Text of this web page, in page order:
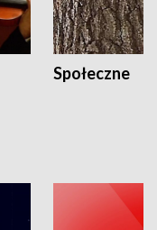
Społeczne